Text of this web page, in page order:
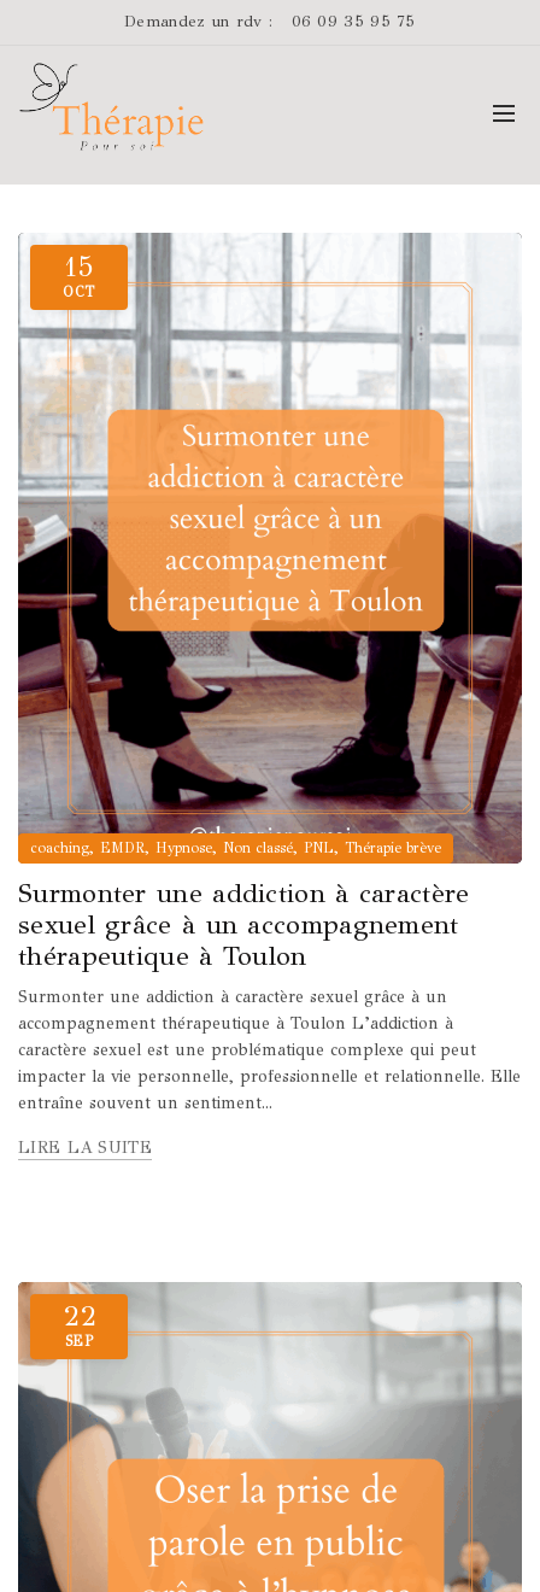
Demandez un rdv : 06 09 35 95 75
15
OCT
coaching, EMDR, Hypnose, Non classé, PNL, Thérapie brève
Surmonter une addiction à caractère
sexuel grâce à un accompagnement
thérapeutique à Toulon
Surmonter une addiction à caractère sexuel grâce à un
accompagnement thérapeutique à Toulon L’addiction à
caractère sexuel est une problématique complexe qui peut
impacter la vie personnelle, professionnelle et relationnelle. Elle
entraîne souvent un sentiment...
LIRE LA SUITE
22
SEP